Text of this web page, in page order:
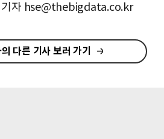
기자 hse@thebigdata.co.kr
다른 기사 보러 가기